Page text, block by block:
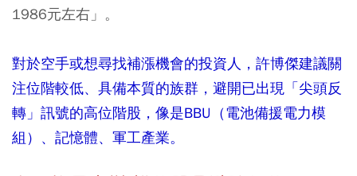
1986元左右」。
對於空手或想尋找補漲機會的投資人，許博傑建議關
注位階較低、具備本質的族群，避開已出現「尖頭反
轉」訊號的高位階股，像是BBU（電池備援電力模
組）、記憶體、軍工產業。